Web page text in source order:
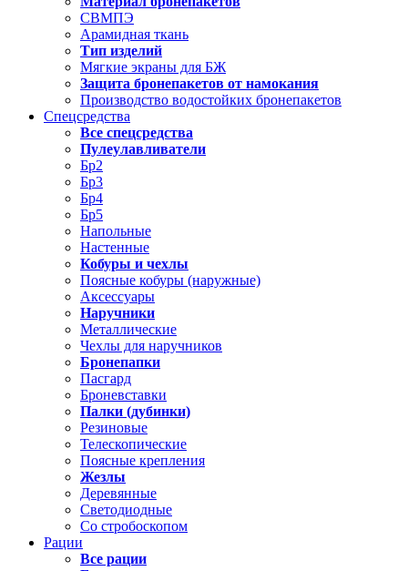
СВМПЭ
Арамидная ткань
Тип изделий
Мягкие экраны для БЖ
Защита бронепакетов от намокания
Производство водостойких бронепакетов
Спецсредства
Все спецсредства
Пулеулавливатели
Бр2
Бр3
Бр4
Бр5
Напольные
Настенные
Кобуры и чехлы
Поясные кобуры (наружные)
Аксессуары
Наручники
Металлические
Чехлы для наручников
Бронепапки
Пасгард
Броневставки
Палки (дубинки)
Резиновые
Телескопические
Поясные крепления
Жезлы
Деревянные
Светодиодные
Со стробоскопом
Рации
Все рации